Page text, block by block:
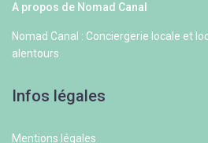
A propos de Nomad Canal
Nomad Canal : Conciergerie locale et
alentours
Infos légales
Mentions légales